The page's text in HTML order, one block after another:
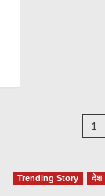
1
Trending Story देश